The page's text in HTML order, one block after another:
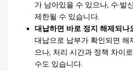
가 남아있을 수 있으나, 수·발
제한될 수 있습니다.
대납하면 바로 정지 해제되나
대납으로 납부가 확인되면 해
으나, 처리 시간과 정책 차이
수도 있습니다.